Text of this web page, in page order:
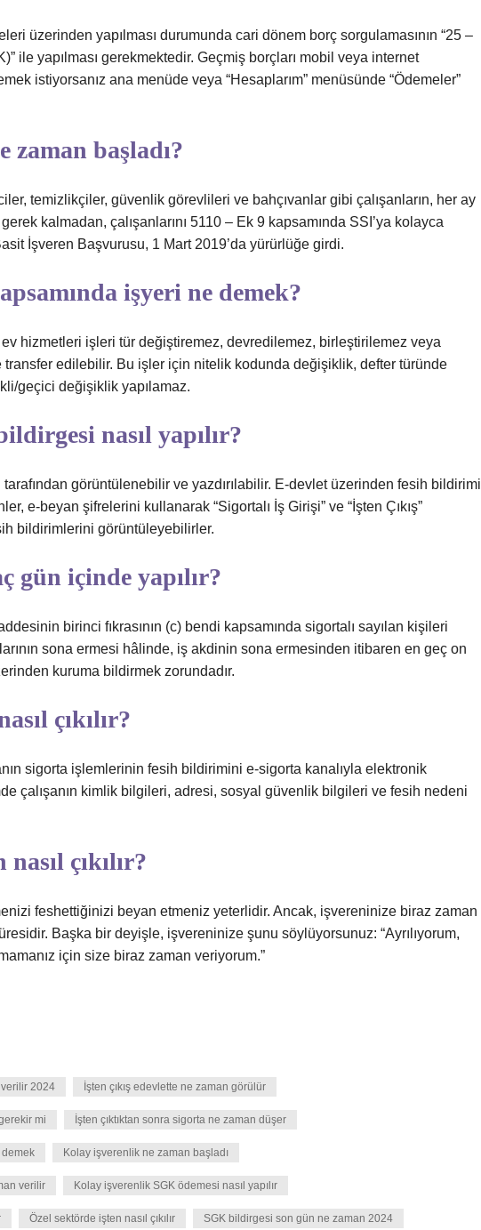
üzerinden yapılması durumunda cari dönem borç sorgulamasının “25 –
ile yapılması gerekmektedir. Geçmiş borçları mobil veya internet
istiyorsanız ana menüde veya “Hesaplarım” menüsünde “Ödemeler”
zaman başladı?
temizlikçiler, güvenlik görevlileri ve bahçıvanlar gibi çalışanların, her ay
kalmadan, çalışanlarını 5110 – Ek 9 kapsamında SSI’ya kolayca
İşveren Başvurusu, 1 Mart 2019’da yürürlüğe girdi.
işyeri ne demek?
hizmetleri işleri tür değiştiremez, devredilemez, birleştirilemez veya
edilebilir. Bu işler için nitelik kodunda değişiklik, defter türünde
geçici değişiklik yapılamaz.
nasıl yapılır?
görüntülenebilir ve yazdırılabilir. E-devlet üzerinden fesih bildirimi
e-beyan şifrelerini kullanarak “Sigortalı İş Girişi” ve “İşten Çıkış”
bildirimlerini görüntüleyebilirler.
gün içinde yapılır?
birinci fıkrasının (c) bendi kapsamında sigortalı sayılan kişileri
sona ermesi hâlinde, iş akdinin sona ermesinden itibaren en geç on
kuruma bildirmek zorundadır.
çıkılır?
sigorta işlemlerinin fesih bildirimini e-sigorta kanalıyla elektronik
çalışanın kimlik bilgileri, adresi, sosyal güvenlik bilgileri ve fesih nedeni
çıkılır?
feshettiğinizi beyan etmeniz yeterlidir. Ancak, işvereninize biraz zaman
Başka bir deyişle, işvereninize şunu söylüyorsunuz: “Ayrılıyorum,
için size biraz zaman veriyorum.”
verilir 2024 İşten çıkış edevlette ne zaman görülür
mi İşten çıktıktan sonra sigorta ne zaman düşer
demek Kolay işverenlik ne zaman başladı
verilir Kolay işverenlik SGK ödemesi nasıl yapılır
Özel sektörde işten nasıl çıkılır SGK bildirgesi son gün ne zaman 2024